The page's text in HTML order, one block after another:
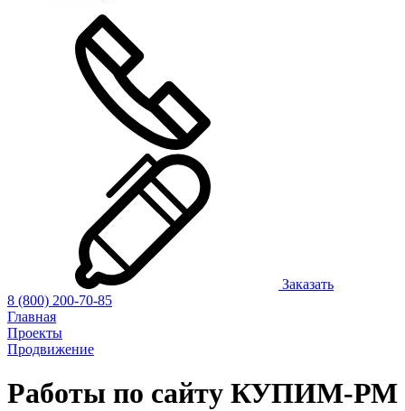
Заказать
8 (800) 200-70-85
Главная
Проекты
Продвижение
Работы по сайту КУПИМ-РМ